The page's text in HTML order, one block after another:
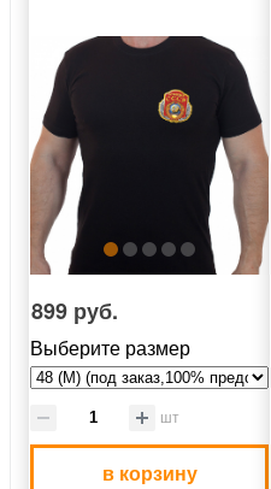
899 руб.
Выберите размер
шт
в корзину